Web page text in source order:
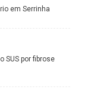
em Serrinha
SUS por fibrose